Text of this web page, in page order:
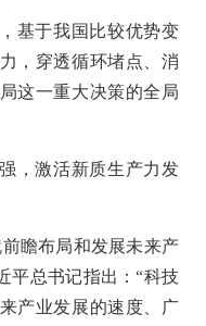
基于我国比较优势变
，穿透循环堵点、消
这一重大决策的全局
，激活新质生产力发
瞻布局和发展未来产
平总书记指出：“科技
产业发展的速度、广